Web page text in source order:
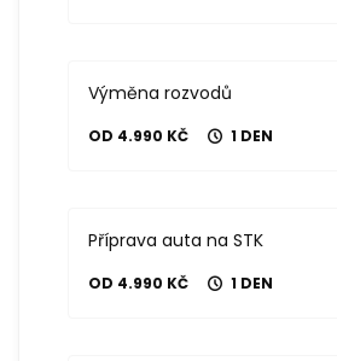
Výměna rozvodů
OD 4.990 KČ 1 DEN
Příprava auta na STK
OD 4.990 KČ 1 DEN